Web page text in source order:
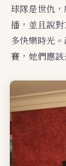
球隊是世仇
播，並且說
多快樂時光
賽，她們應